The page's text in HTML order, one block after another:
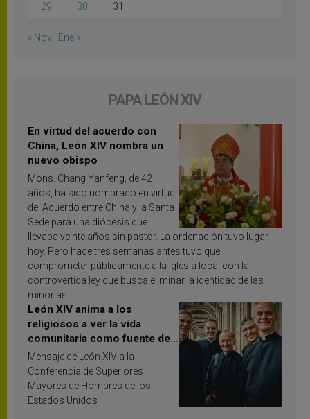
29 30 31
« Nov Ene »
PAPA LEÓN XIV
En virtud del acuerdo con
China, León XIV nombra un
nuevo obispo
Mons. Chang Yanfeng, de 42
años, ha sido nombrado en virtud
del Acuerdo entre China y la Santa
Sede para una diócesis que
llevaba veinte años sin pastor. La ordenación tuvo lugar
hoy. Pero hace tres semanas antes tuvo que
comprometer públicamente a la Iglesia local con la
controvertida ley que busca eliminar la identidad de las
minorías.
León XIV anima a los
religiosos a ver la vida
comunitaria como fuente de
inspiración y santificación
Mensaje de León XIV a la
Conferencia de Superiores
Mayores de Hombres de los
Estados Unidos